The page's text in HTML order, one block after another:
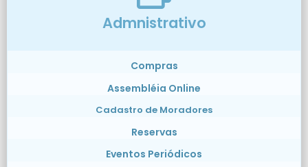
Admnistrativo
Compras
Assembléia Online
Cadastro de Moradores
Reservas
Eventos Periódicos